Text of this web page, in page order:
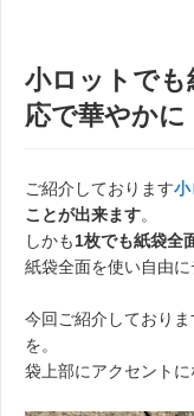
小ロットでも
応で華やかに
ご紹介しております小
ことが出来ます。
しかも1枚でも紙袋全
紙袋全面を使い自由に
今回ご紹介しており
を。
袋上部にアクセントに